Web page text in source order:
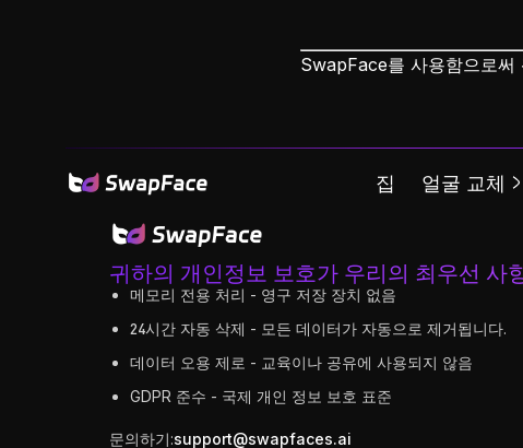
SwapFace를 사용함으로써
집 얼굴 교체
귀하의 개인정보 보호가 우리의 최우선 사
메모리 전용 처리 - 영구 저장 장치 없음
24시간 자동 삭제 - 모든 데이터가 자동으로 제거됩니다.
데이터 오용 제로 - 교육이나 공유에 사용되지 않음
GDPR 준수 - 국제 개인 정보 보호 표준
문의하기:support@swapfaces.ai